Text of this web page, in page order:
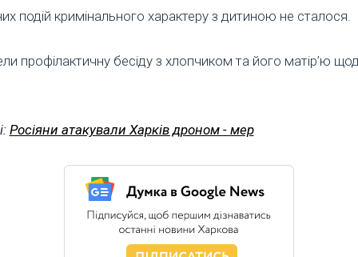
подій кримінального характеру з дитиною не сталося.
профілактичну бесіду з хлопчиком та його матір’ю
Росіяни атакували Харків дроном - мер